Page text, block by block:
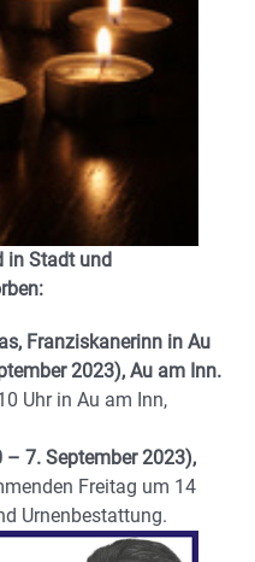
in Stadt und
Franziskanerinn in Au
2023), Au am Inn.
Uhr in Au am Inn,
– 7. September 2023),
Freitag um 14
Urnenbestattung.